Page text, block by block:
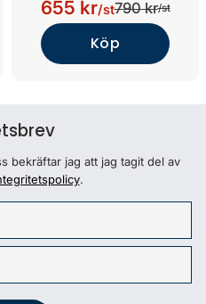
655 kr/st790 kr/st
Köp
bekräftar jag att jag tagit del av
.